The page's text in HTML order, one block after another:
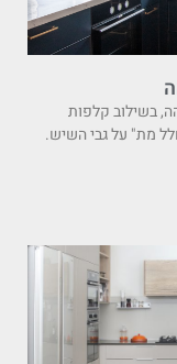
בשילוב קלפות
מת" על גבי השיש.